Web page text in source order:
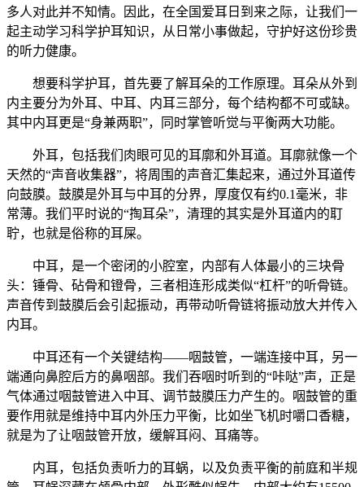
多人对此并不知情。因此，在全国爱耳日到来之际，让我们一
起主动学习科学护耳知识，从日常小事做起，守护好这份珍贵
的听力健康。
想要科学护耳，首先要了解耳朵的工作原理。耳朵从外到
内主要分为外耳、中耳、内耳三部分，每个结构都不可或缺。
其中内耳更是“身兼两职”，同时掌管听觉与平衡两大功能。
外耳，包括我们肉眼可见的耳廓和外耳道。耳廓就像一个
天然的“声音收集器”，将周围的声音汇集起来，通过外耳道传
向鼓膜。鼓膜是外耳与中耳的分界，厚度仅有约0.1毫米，非
常薄。我们平时说的“掏耳朵”，清理的其实是外耳道内的耵
聍，也就是俗称的耳屎。
中耳，是一个密闭的小腔室，内部有人体最小的三块骨
头：锤骨、砧骨和镫骨，三者相连形成类似“杠杆”的听骨链。
声音传到鼓膜后会引起振动，再带动听骨链将振动放大并传入
内耳。
中耳还有一个关键结构——咽鼓管，一端连接中耳，另一
端通向鼻腔后方的鼻咽部。我们吞咽时听到的“咔哒”声，正是
气体通过咽鼓管进入中耳、调节鼓膜压力产生的。咽鼓管的重
要作用就是维持中耳内外压力平衡，比如坐飞机时嚼口香糖，
就是为了让咽鼓管开放，缓解耳闷、耳痛等。
内耳，包括负责听力的耳蜗，以及负责平衡的前庭和半规